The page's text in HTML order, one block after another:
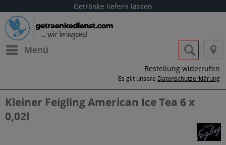
Getränke liefern lassen
Menü
Bestellung widerrufen
Es gilt unsere Datenschutzerklärung
Kleiner Feigling American Ice Tea 6 x
0,02l